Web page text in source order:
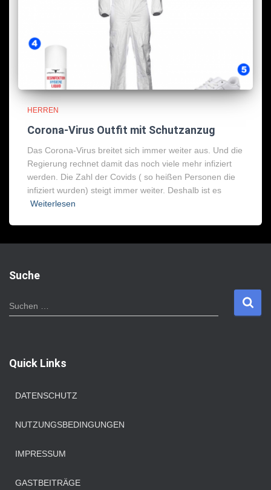
HERREN
Corona-Virus Outfit mit Schutzanzug
Das Corona-Virus breitet sich immer weiter aus. Und die
Regierung rechnet damit das noch viele mehr infiziert
werden. Die Zahl der Covids ( so heißen Personen die
infiziert wurden) steigt immer weiter. Deshalb ist es
Weiterlesen
Suche
S
u
n
Suchen …
Quick Links
DATENSCHUTZ
NUTZUNGSBEDINGUNGEN
IMPRESSUM
GASTBEITRÄGE